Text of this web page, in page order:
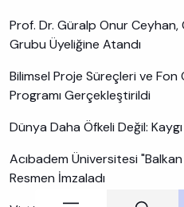
Prof. Dr. Güralp Onur Ceyhan,
Grubu Üyeliğine Atandı
Bilimsel Proje Süreçleri ve Fon
Programı Gerçekleştirildi
Dünya Daha Öfkeli Değil:
Acıbadem Üniversitesi
Resmen İmzaladı